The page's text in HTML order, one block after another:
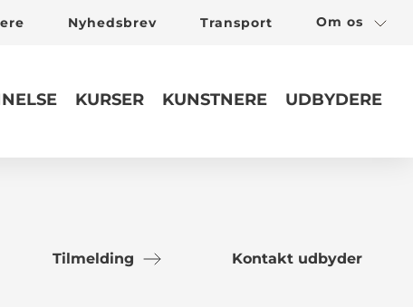
Nyhedsbrev Transport Om os
KURSER KUNSTNERE UDBYDERE
Tilmelding Kontakt udbyder